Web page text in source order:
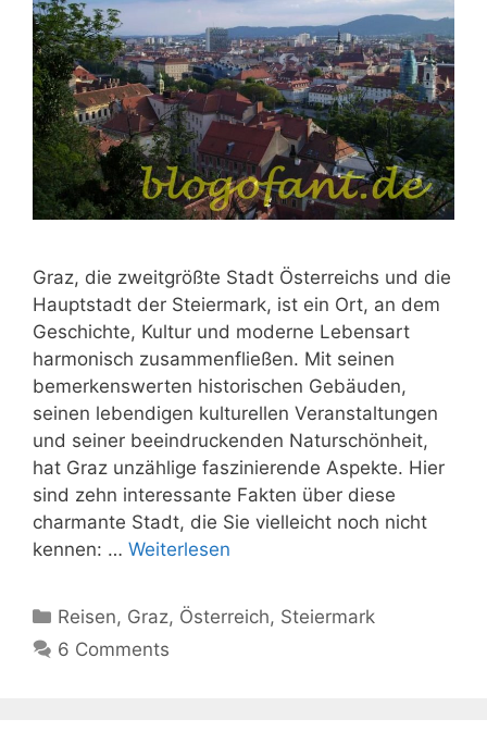
Graz, die zweitgrößte Stadt Österreichs und die
Hauptstadt der Steiermark, ist ein Ort, an dem
Geschichte, Kultur und moderne Lebensart
harmonisch zusammenfließen. Mit seinen
bemerkenswerten historischen Gebäuden,
seinen lebendigen kulturellen Veranstaltungen
und seiner beeindruckenden Naturschönheit,
hat Graz unzählige faszinierende Aspekte. Hier
sind zehn interessante Fakten über diese
charmante Stadt, die Sie vielleicht noch nicht
kennen: … Weiterlesen
Kategorien
Reisen, Graz, Österreich, Steiermark
6 Comments